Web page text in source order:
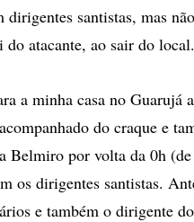
dirigentes santistas, mas
do atacante, ao sair do local.
a minha casa no Guarujá
do craque e
Belmiro por volta da 0h
os dirigentes santistas.
e também o dirigente